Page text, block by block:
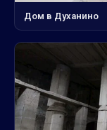
Дом в Духанино